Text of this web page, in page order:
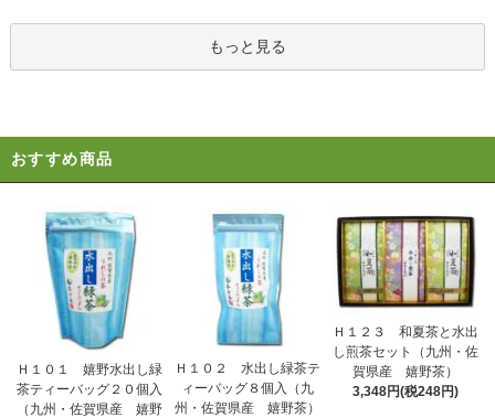
もっと見る
おすすめ商品
Ｈ１０１ 嬉野水出し緑
茶ティーバッグ２０個入
（九州・佐賀県産 嬉野
Ｈ１０２ 水出し緑茶テ
ィーバッグ８個入（九
州・佐賀県産 嬉野茶）
Ｈ１２３ 和夏茶と水出
し煎茶セット（九州・佐
賀県産 嬉野茶）
3,348円(税248円)